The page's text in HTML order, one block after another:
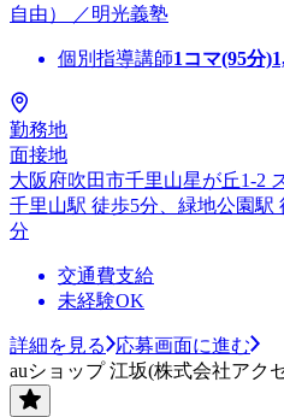
自由） ／明光義塾
個別指導講師1コマ(95分)
勤務地
面接地
大阪府吹田市千里山星が丘1-2
千里山駅 徒歩5分、緑地公園駅
分
交通費支給
未経験OK
詳細を見る
応募画面に進む
auショップ 江坂(株式会社アク